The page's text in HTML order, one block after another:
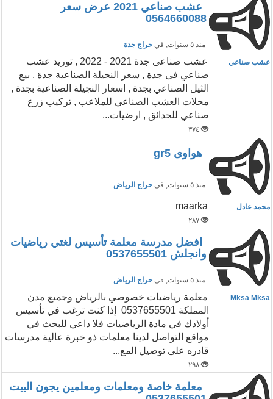
عشب صناعي 2021 عرض سعر
0564660088
منذ ٥ سنوات , في حراج جدة
عشب صناعي
عشب صناعى جدة 2021 - 2022 , توريد عشب
صناعي فى جدة , سعر النجيلة الصناعية جدة , بيع
الثيل الصناعي بجدة , اسعار النجيلة الصناعية بجدة ,
محلات العشب الصناعي للملاعب , تركيب زرع
صناعي للحدائق , ارضيات...
٣٧٤
هواوى gr5
منذ ٥ سنوات , في حراج الرياض
محمد عادل maarka
٢٨٧
افضل مدرسة معلمة تأسيس لغتي رياضيات
وانجلش 0537655501
منذ ٥ سنوات , في حراج الرياض
Mksa Mksa
معلمة رياضيات خصوصي بالرياض وجميع مدن
المملكة 0537655501 إذا كنت ترغب في تأسيس
أولادك في مادة الرياضيات فلا داعي للبحث في
مواقع التواصل لدينا معلمات ذو خبرة عالية مدرسات
قادره على توصيل المع...
٢٩٨
معلمة خاصة ومعلمات ومعلمين يجون البيت